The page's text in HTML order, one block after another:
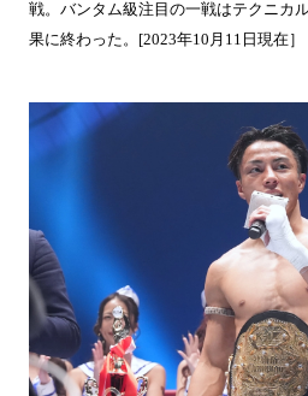
戦。バンタム級注目の一戦はテクニカ
果に終わった。[2023年10月11日現在］